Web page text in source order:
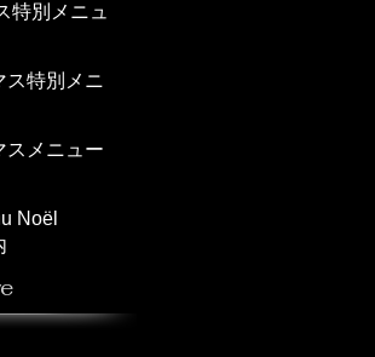
特別メニュ
特別メニ
スメニュー
Noël